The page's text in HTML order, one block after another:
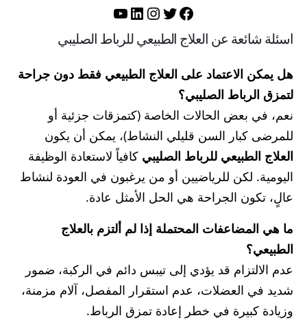
فيسبوك
تويترإنستجرام
لينكد إنيوتيوب
اسئلة شائعة عن العلاج الطبيعي للرباط الصليبي
هل يمكن الاعتماد على العلاج الطبيعي فقط دون جراحة
لتمزق الرباط الصليبي؟
نعم، في بعض الحالات الخاصة (كتمزقات جزئية أو
للمرضى كبار السن قليلي النشاط)، يمكن أن يكون
العلاج الطبيعي للرباط الصليبي كافياً لاستعادة الوظيفة
اليومية. لكن للرياضيين أو من يرغبون في العودة لنشاط
عالٍ، تكون الجراحة هي الحل الأمثل عادة.
ما هي المضاعفات المحتملة إذا لم ألتزم بالعلاج
الطبيعي؟
عدم الالتزام قد يؤدي إلى تيبس دائم في الركبة، ضمور
شديد في العضلات، عدم استقرار المفصل، آلام مزمنة،
وزيادة كبيرة في خطر إعادة تمزق الرباط.